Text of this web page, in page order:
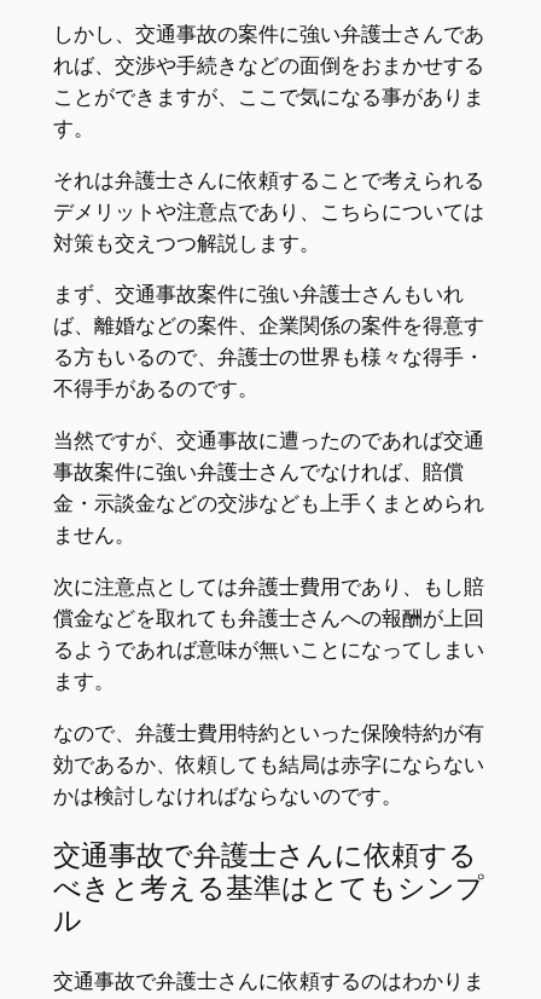
しかし、交通事故の案件に強い弁護士さんであ
れば、交渉や手続きなどの面倒をおまかせする
ことができますが、ここで気になる事がありま
す。
それは弁護士さんに依頼することで考えられる
デメリットや注意点であり、こちらについては
対策も交えつつ解説します。
まず、交通事故案件に強い弁護士さんもいれ
ば、離婚などの案件、企業関係の案件を得意す
る方もいるので、弁護士の世界も様々な得手・
不得手があるのです。
当然ですが、交通事故に遭ったのであれば交通
事故案件に強い弁護士さんでなければ、賠償
金・示談金などの交渉なども上手くまとめられ
ません。
次に注意点としては弁護士費用であり、もし賠
償金などを取れても弁護士さんへの報酬が上回
るようであれば意味が無いことになってしまい
ます。
なので、弁護士費用特約といった保険特約が有
効であるか、依頼しても結局は赤字にならない
かは検討しなければならないのです。
交通事故で弁護士さんに依頼する
べきと考える基準はとてもシンプ
ル
交通事故で弁護士さんに依頼するのはわかりま